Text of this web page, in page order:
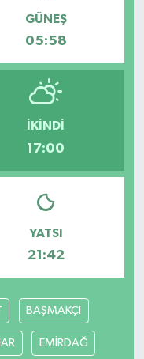
GÜNEŞ
05:58
İKINDI
17:00
YATSI
21:42
BAŞMAKÇI
EMİRDAĞ